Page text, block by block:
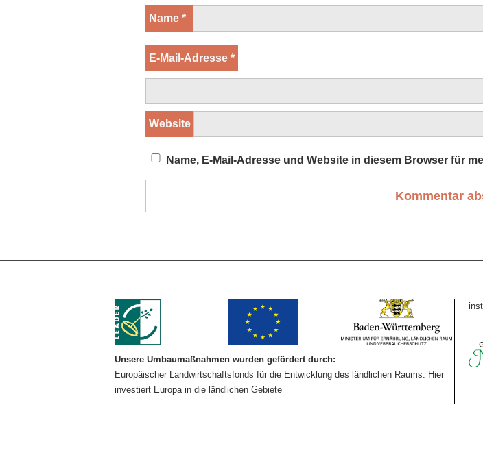
Name *
E-Mail-Adresse *
Website
Name, E-Mail-Adresse und Website in diesem Browser für
Unsere Umbaumaßnahmen wurden gefördert durch:
Europäischer Landwirtschaftsfonds für die Entwicklung des ländlichen Raums: Hier
investiert Europa in die ländlichen Gebiete